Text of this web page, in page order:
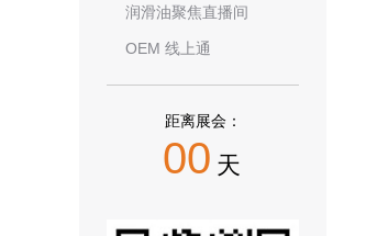
润滑油聚焦直播间
OEM 线上通
距离展会：
00 天